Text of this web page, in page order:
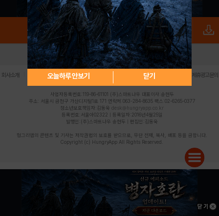
오늘하루 안보기 닫기
로그인 PC버전 전체앱
회사소개 | 개인정보 처리방침 불법촬영물 신고센터 제휴광고문의
사업자등록번호:119-86-61101 (주)스마트나우 대표이사:송현두
주소: 서울시 금천구 가산디지털1로 171 연락처:063-284-8635 팩스:02-6265-0377
청소년보호책임자:김동욱 desk@hungryapp.co.kr
등록번호:서울아02322 | 등록일자:2016년4월25일
발행인:(주)스마트나우 송현두 | 편집인:김동욱
헝그리앱의 콘텐츠 및 기사는 저작권법의 보호를 받으므로, 무단 전재, 복사, 배포 등을 금합니다.
Copyright (c) HungryApp All Rights Reserved.